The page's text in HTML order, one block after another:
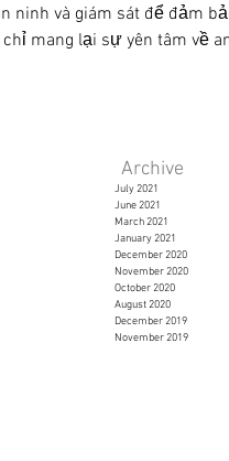
ninh và giám sát để đảm
mang lại sự yên tâm về
Archive
July 2021
June 2021
March 2021
January 2021
December 2020
November 2020
October 2020
August 2020
December 2019
November 2019